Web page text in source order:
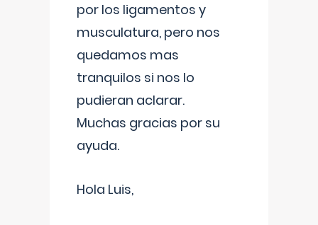
por los ligamentos y
musculatura, pero nos
quedamos mas
tranquilos si nos lo
pudieran aclarar.
Muchas gracias por su
ayuda.
Hola Luis,